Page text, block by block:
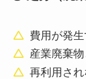
費用が発生
産業廃棄
再利用さ